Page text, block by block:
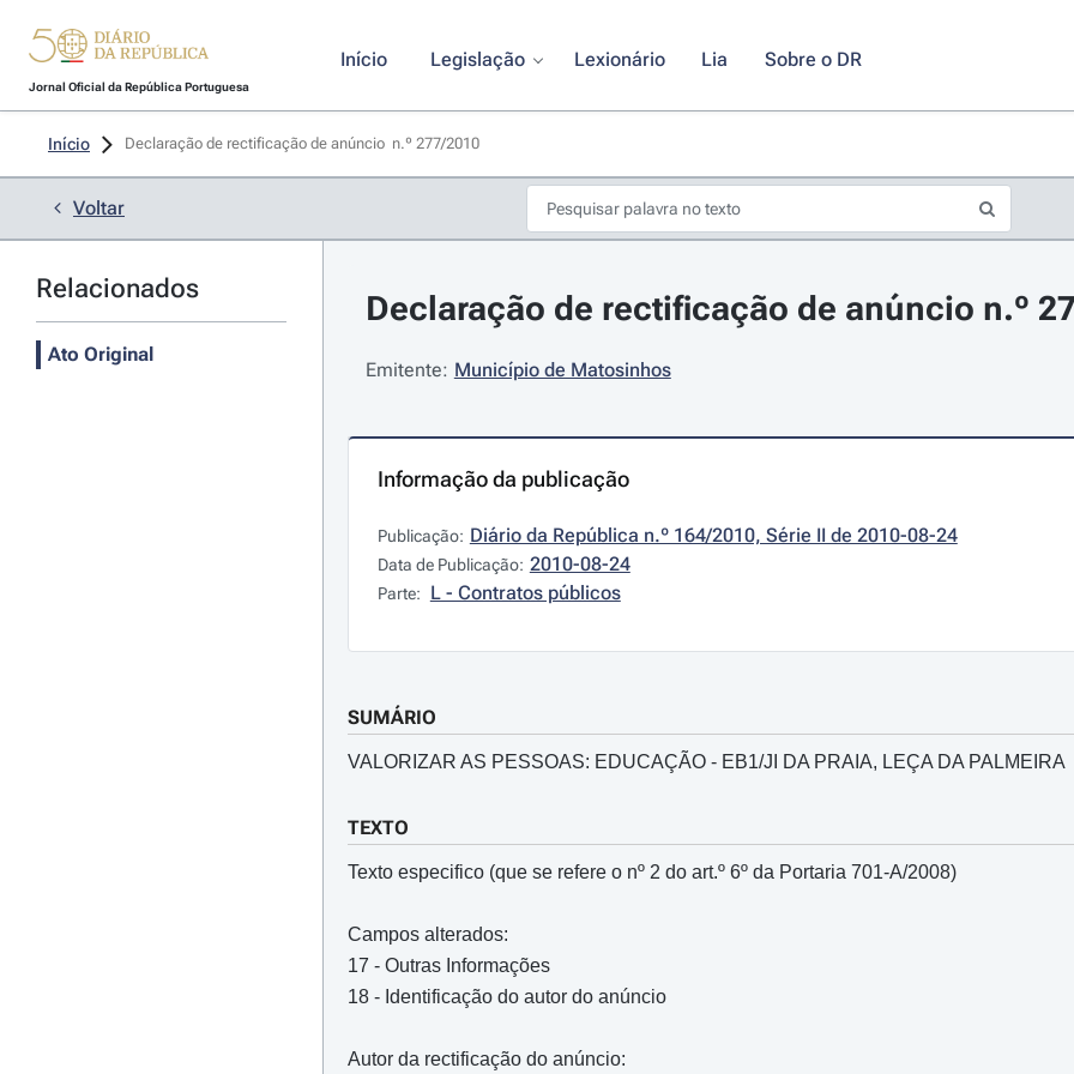
Jornal Oficial da República Portuguesa
Início Legislação Lexionário Lia Sobre o DR
Início Declaração de rectificação de anúncio  n.º 277/2010
Voltar
Relacionados
Ato Original
Declaração de rectificação de anúncio n.º
Emitente: Município de Matosinhos
Informação da publicação
Publicação: Diário da República n.º 164/2010, Série II de 2010-08-24
Data de Publicação: 2010-08-24
Parte: L - Contratos públicos
SUMÁRIO
VALORIZAR AS PESSOAS: EDUCAÇÃO - EB1/JI DA PRAIA, LEÇA DA PALMEIRA
TEXTO
Texto especifico (que se refere o nº 2 do art.º 6º da Portaria 701-A/2008)
Campos alterados:
17 - Outras Informações
18 - Identificação do autor do anúncio
Autor da rectificação do anúncio: